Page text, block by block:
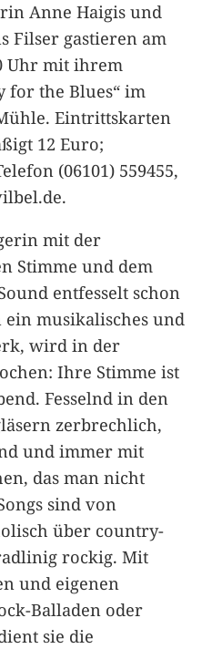
Anne Haigis und
Filser gastieren am
Uhr mit ihrem
for the Blues“ im
Eintrittskarten
12 Euro;
(06101) 559455,
mit der
Stimme und dem
entfesselt schon
musikalisches und
wird in der
Ihre Stimme ist
Fesselnd in den
zerbrechlich,
und immer mit
das man nicht
sind von
über country-
rockig. Mit
und eigenen
Balladen oder
sie die